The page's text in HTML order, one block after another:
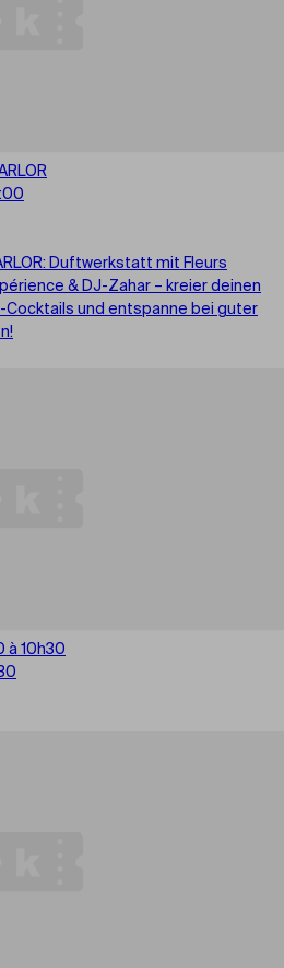
Duftwerkstatt mit Fleurs
& DJ-Zahar – kreier deinen
und entspanne bei guter
à 10h30